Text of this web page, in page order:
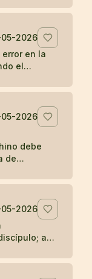
2026
en la
el
2026
debe
de
2026
aun